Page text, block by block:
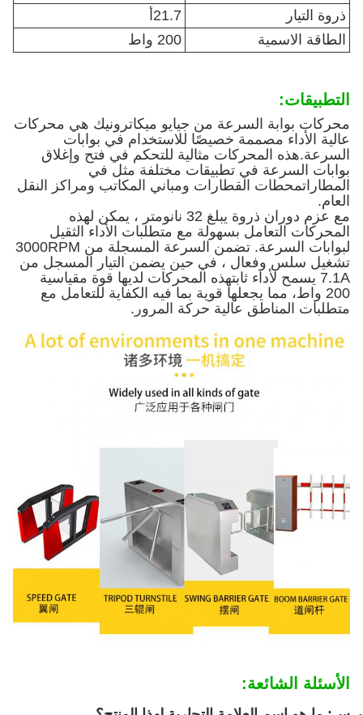
ذروة التيار
21.7أ
الطاقة الاسمية
200 واط
التطبيقات:
محركات بوابة السرعة من جيايو ميكاترونيك هي محركات
عالية الأداء مصممة خصيصًا للاستخدام في بوابات
السرعة.هذه المحركات مثالية للتحكم في فتح وإغلاق
بوابات السرعة في تطبيقات مختلفة مثل في
المطاراتمحطات القطارات ومباني المكاتب ومراكز النقل
العام.
مع عزم دوران ذروة يبلغ 32 نانومتر ، يمكن لهذه
المحركات التعامل بسهولة مع متطلبات الأداء الثقيل
لبوابات السرعة. تضمن السرعة المسجلة من 3000RPM
تشغيل سلس وفعال ، في حين يضمن التيار المسجل من
7.1A يسمح لأداء ثابتهذه المحركات لديها قوة مقياسية
200 واط، مما يجعلها قوية بما فيه الكفاية للتعامل مع
متطلبات المناطق عالية حركة المرور.
الأسئلة الشائعة: